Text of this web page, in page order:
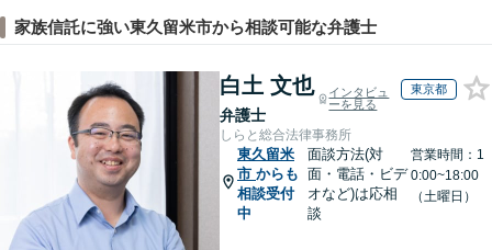
家族信託に強い東久留米市から相談可能な弁護士
白土 文也
弁護士
インタビュ
ーを見る
東京都
しらと総合法律事務所
東久留米
市 からも
相談受付
中
面談方法(対
面・電話・ビデ
オなど)は応相
談
営業時間：1
0:00~18:00
（土曜日）